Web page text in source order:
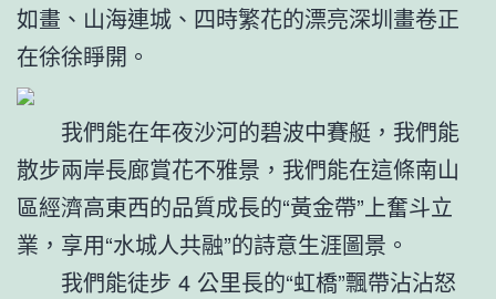
如畫、山海連城、四時繁花的漂亮深圳畫卷正
在徐徐睜開。
我們能在年夜沙河的碧波中賽艇，我們能
散步兩岸長廊賞花不雅景，我們能在這條南山
區經濟高東西的品質成長的“黃金帶”上奮斗立
業，享用“水城人共融”的詩意生涯圖景。
我們能徒步 4 公里長的“虹橋”飄帶沾沾怒